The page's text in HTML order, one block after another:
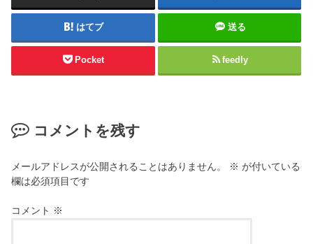
はてブ 送る
Pocket feedly
コメントを残す
メールアドレスが公開されることはありません。 ※ が付いている
欄は必須項目です
コメント ※